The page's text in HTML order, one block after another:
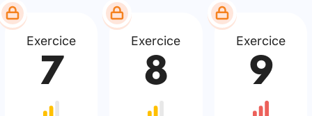
Exercice
7
Exercice
8
Exercice
9